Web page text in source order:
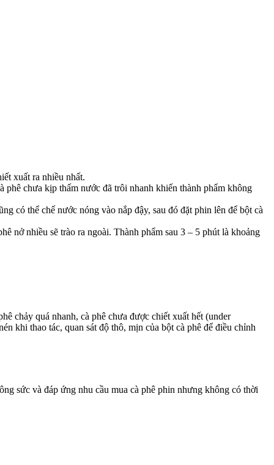
xuất ra nhiều nhất.
phê chưa kịp thấm nước đã trôi nhanh khiến thành phẩm không
có thể chế nước nóng vào nắp đậy, sau đó đặt phin lên để bột cà
nở nhiều sẽ trào ra ngoài. Thành phẩm sau 3 – 5 phút là khoảng
chảy quá nhanh, cà phê chưa được chiết xuất hết (under
khi thao tác, quan sát độ thô, mịn của bột cà phê để điều chỉnh
sức và đáp ứng nhu cầu mua cà phê phin nhưng không có thời